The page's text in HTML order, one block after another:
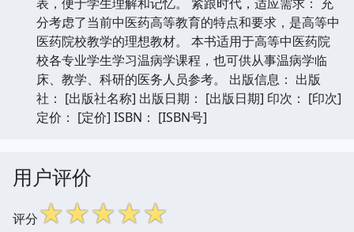
分考虑了当前中医药高等教育的特点和要求，是高等中
医药院校教学的理想教材。 本书适用于高等中医药院
校各专业学生学习温病学课程，也可供从事温病学临
床、教学、科研的医务人员参考。 出版信息： 出版
社： [出版社名称] 出版日期： [出版日期] 印次： [印次]
定价： [定价] ISBN： [ISBN号]
用户评价
评分☆☆☆☆☆